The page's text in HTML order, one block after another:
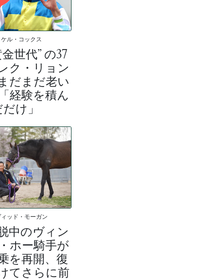
ル・コックス
世代” の37
ク・リョン
だまだ老い
経験を積ん
け」
ッド・モーガン
中のヴィン
ホー騎手が
を再開、復
てさらに前